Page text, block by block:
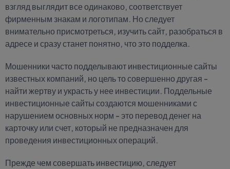
взгляд выглядит все одинаково, соответствует
фирменным знакам и логотипам. Но следует
внимательно присмотреться, изучить сайт, разобраться в
адресе и сразу станет понятно, что это подделка.
Мошенники часто подделывают инвестиционные сайты
известных компаний, но цель то совершенно другая -
найти жертву и украсть у нее инвестиции. Поддельные
инвестиционные сайты создаются мошенниками с
нарушением основных норм - это перевод денег на
карточку или счет, который не предназначен для
проведения инвестиционных операций.
Прежде чем совершать инвестицию, следует